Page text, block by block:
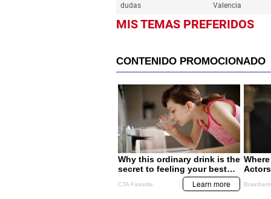
dudas
Valencia
MIS TEMAS PREFERIDOS